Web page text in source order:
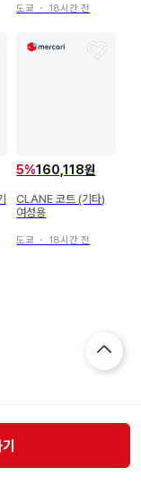
도쿄 ・ 18시간 전
5%160,118원
CLANE 코트 (기타)
여성용
도쿄 ・ 18시간 전